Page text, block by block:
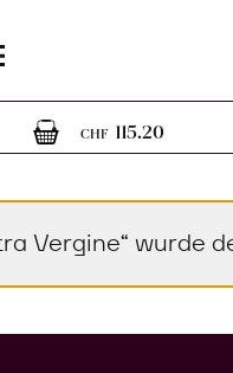
CHF 115.201
Vergine“ wurde